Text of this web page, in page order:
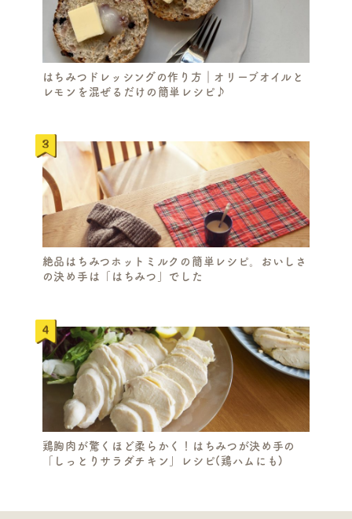
はちみつドレッシングの作り方｜オリーブオイルと
レモンを混ぜるだけの簡単レシピ♪
絶品はちみつホットミルクの簡単レシピ。おいしさ
の決め手は「はちみつ」でした
鶏胸肉が驚くほど柔らかく！はちみつが決め手の
「しっとりサラダチキン」レシピ(鶏ハムにも)